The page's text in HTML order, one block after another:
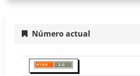
Número actual